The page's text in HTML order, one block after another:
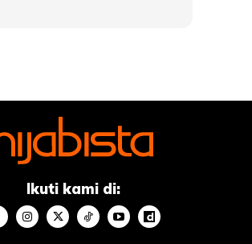
Ikuti kami di: